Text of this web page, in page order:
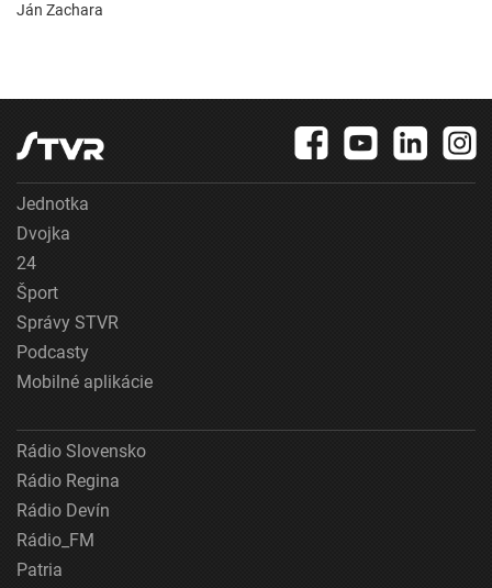
Ján Zachara
Jednotka
Dvojka
24
Šport
Správy STVR
Podcasty
Mobilné aplikácie
Rádio Slovensko
Rádio Regina
Rádio Devín
Rádio_FM
Patria